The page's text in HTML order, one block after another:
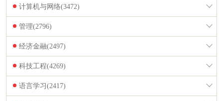
计算机与网络(3472)
管理(2796)
经济金融(2497)
科技工程(4269)
语言学习(2417)